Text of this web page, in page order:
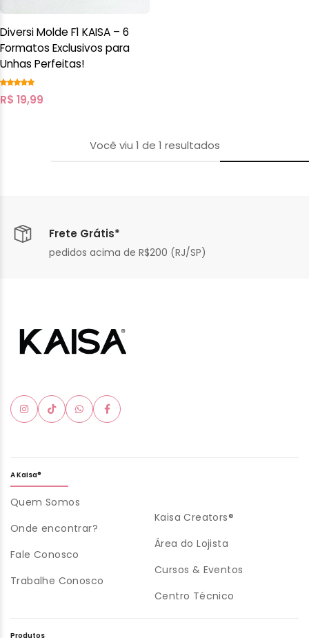
Diversi Molde F1 KAISA – 6
Formatos Exclusivos para
Unhas Perfeitas!
R$ 19,99
Você viu 1 de 1 resultados
Frete Grátis*
pedidos acima de R$200 (RJ/SP)
A Kaisa®
Quem Somos
Onde encontrar?
Fale Conosco
Trabalhe Conosco
Kaisa Creators®
Área do Lojista
Cursos & Eventos
Centro Técnico
Produtos